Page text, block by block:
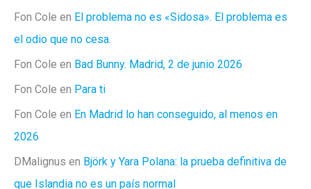
Fon Cole en El problema no es «Sidosa». El problema es
el odio que no cesa.
Fon Cole en Bad Bunny. Madrid, 2 de junio 2026
Fon Cole en Para ti
Fon Cole en En Madrid lo han conseguido, al menos en
2026
DMalignus en Björk y Yara Polana: la prueba definitiva de
que Islandia no es un país normal